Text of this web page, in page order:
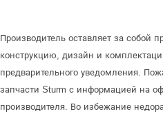
Производитель оставляет за собой
конструкцию, дизайн и
предварительного уведомления.
запчасти Sturm с информацией на
производителя. Во избежание